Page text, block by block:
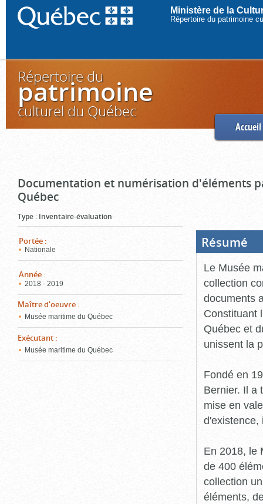
Ministère de la
Répertoire du patrimoine
Répertoire du
patrimoine
culturel du Québec
Accueil
Documentation et numérisation d'éléments
Québec
Type : Inventaire-évaluation
Portée :
Nationale
Année :
2018 - 2019
Maître d'oeuvre :
Musée maritime du Québec
Exécutant :
Musée maritime du Québec
Résumé
Le Musée
collection
documents
Constituant
Québec et
unissent la
Fondé en
Bernier. Il a
mise en
d'existence,
En 2018, le
de 400
collection
éléments,